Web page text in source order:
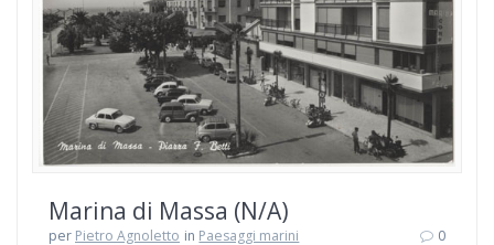
Marina di Massa (N/A)
per Pietro Agnoletto in Paesaggi marini
0